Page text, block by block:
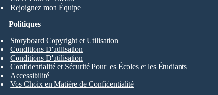
Rejoignez mon Équipe
Politiques
Storyboard Copyright et Utilisation
Conditions D'utilisation
Conditions D'utilisation
Confidentialité et Sécurité Pour les Écoles et les Étudiants
Accessibilité
Vos Choix en Matière de Confidentialité